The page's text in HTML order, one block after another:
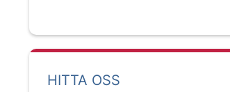
HITTA OSS